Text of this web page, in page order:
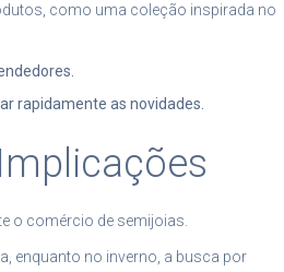
como uma coleção inspirada no
rapidamente as novidades.
o comércio de semijoias.
enquanto no inverno, a busca por